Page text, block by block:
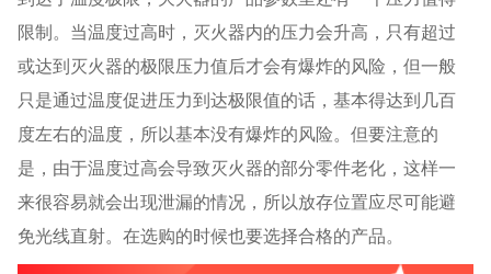
限制。当温度过高时，灭火器内的压力会升高，只有超过
或达到灭火器的极限压力值后才会有爆炸的风险，但一般
只是通过温度促进压力到达极限值的话，基本得达到几百
度左右的温度，所以基本没有爆炸的风险。但要注意的
是，由于温度过高会导致灭火器的部分零件老化，这样一
来很容易就会出现泄漏的情况，所以放存位置应尽可能避
免光线直射。在选购的时候也要选择合格的产品。